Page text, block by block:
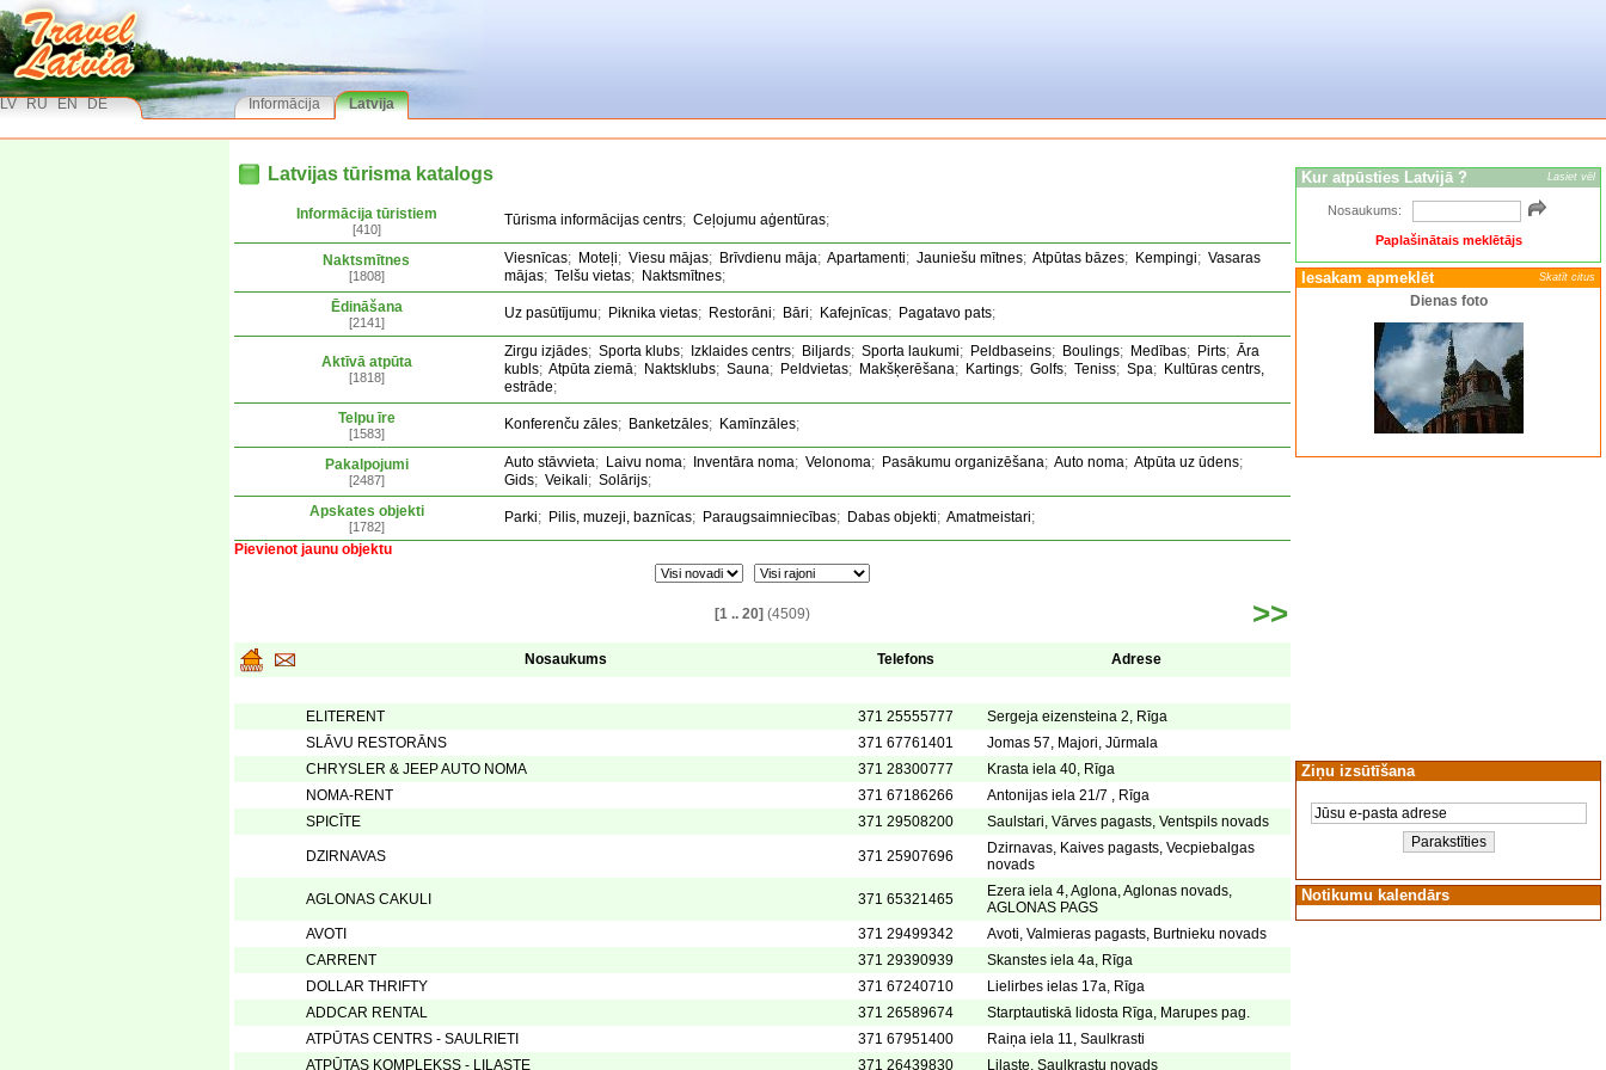
LV RU EN DE Informācija Latvija
Latvijas tūrisma katalogs
Informācija tūristiem
[410]
Tūrisma informācijas centrs; Ceļojumu aģentūras;
Naktsmītnes
[1808]
Viesnīcas; Moteļi; Viesu mājas; Brīvdienu māja; Apartamenti; Jauniešu mītnes; Atpūtas bāzes; Kempingi; Vasaras
mājas; Telšu vietas; Naktsmītnes;
Ēdināšana
[2141]
Uz pasūtījumu; Piknika vietas; Restorāni; Bāri; Kafejnīcas; Pagatavo pats;
Aktīvā atpūta
[1818]
Zirgu izjādes; Sporta klubs; Izklaides centrs; Biljards; Sporta laukumi; Peldbaseins; Boulings; Medības; Pirts; Āra
kubls; Atpūta ziemā; Naktsklubs; Sauna; Peldvietas; Makšķerēšana; Kartings; Golfs; Teniss; Spa; Kultūras centrs,
estrāde;
Telpu īre
[1583]
Konferenču zāles; Banketzāles; Kamīnzāles;
Pakalpojumi
[2487]
Auto stāvvieta; Laivu noma; Inventāra noma; Velonoma; Pasākumu organizēšana; Auto noma; Atpūta uz ūdens;
Gids; Veikali; Solārijs;
Apskates objekti
[1782]
Parki; Pilis, muzeji, baznīcas; Paraugsaimniecības; Dabas objekti; Amatmeistari;
Pievienot jaunu objektu
[1 .. 20] (4509) >>
Nosaukums Telefons Adrese
ELITERENT 371 25555777
Sergeja eizensteina 2, Rīga
SLĀVU RESTORĀNS
371 67761401
Jomas 57, Majori, Jūrmala
CHRYSLER & JEEP AUTO NOMA
371 28300777
Krasta iela 40, Rīga
NOMA-RENT
371 67186266
Antonijas iela 21/7 , Rīga
SPICĪTE
371 29508200 Saulstari, Vārves pagasts, Ventspils novads
DZIRNAVAS 371 25907696
Dzirnavas, Kaives pagasts, Vecpiebalgas
novads
AGLONAS CAKULI 371 65321465
Ezera iela 4, Aglona, Aglonas novads,
AGLONAS PAGS
AVOTI
371 29499342
Avoti, Valmieras pagasts, Burtnieku novads
CARRENT
371 29390939
Skanstes iela 4a, Rīga
DOLLAR THRIFTY
371 67240710
Lielirbes ielas 17a, Rīga
ADDCAR RENTAL
371 26589674
Starptautiskā lidosta Rīga, Marupes pag.
ATPŪTAS CENTRS - SAULRIETI
371 67951400
Raiņa iela 11, Saulkrasti
ATPŪTAS KOMPLEKSS - LILASTE
371 26439830 Lilaste, Saulkrastu novads
Kur atpūsties Latvijā ? Lasiet vēl
Nosaukums:
Paplašinātais meklētājs
Iesakam apmeklēt Skatīt citus
Dienas foto
Ziņu izsūtīšana
Notikumu kalendārs